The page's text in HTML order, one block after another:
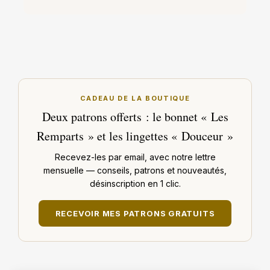
CADEAU DE LA BOUTIQUE
Deux patrons offerts : le bonnet « Les
Remparts » et les lingettes « Douceur »
Recevez-les par email, avec notre lettre
mensuelle — conseils, patrons et nouveautés,
désinscription en 1 clic.
RECEVOIR MES PATRONS GRATUITS